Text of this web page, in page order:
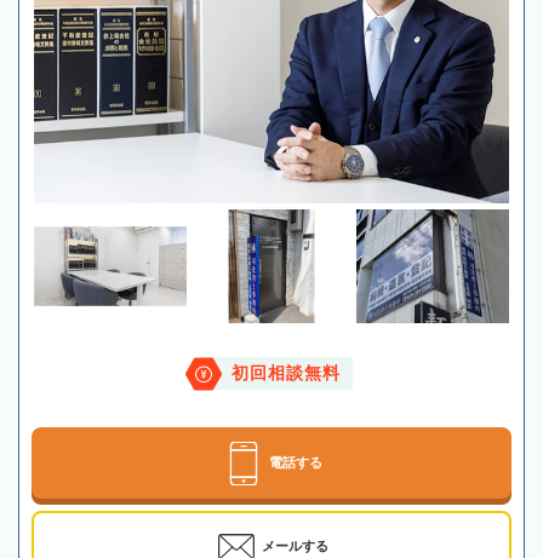
初回相談無料
電話する
メールする